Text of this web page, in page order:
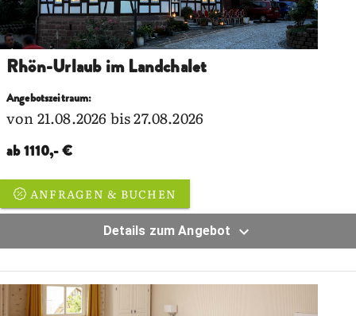
Rhön-Urlaub im Landchalet
Angebotszeitraum:
von 21.08.2026 bis 27.08.2026
ab 1110,- €
ANFRAGEN & BUCHEN
Details zum Angebot